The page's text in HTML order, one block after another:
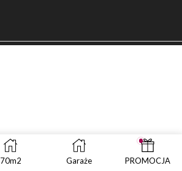
70m2 Garaże PROMOCJA